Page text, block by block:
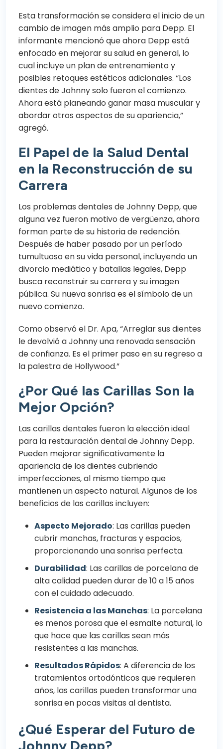
Esta transformación se considera el inicio de un
cambio de imagen más amplio para Depp. El
informante mencionó que ahora Depp está
enfocado en mejorar su salud en general, lo
cual incluye un plan de entrenamiento y
posibles retoques estéticos adicionales. “Los
dientes de Johnny solo fueron el comienzo.
Ahora está planeando ganar masa muscular y
abordar otros aspectos de su apariencia,”
agregó.
El Papel de la Salud Dental
en la Reconstrucción de su
Carrera
Los problemas dentales de Johnny Depp, que
alguna vez fueron motivo de vergüenza, ahora
forman parte de su historia de redención.
Después de haber pasado por un período
tumultuoso en su vida personal, incluyendo un
divorcio mediático y batallas legales, Depp
busca reconstruir su carrera y su imagen
pública. Su nueva sonrisa es el símbolo de un
nuevo comienzo.
Como observó el Dr. Apa, “Arreglar sus dientes
le devolvió a Johnny una renovada sensación
de confianza. Es el primer paso en su regreso a
la palestra de Hollywood.”
¿Por Qué las Carillas Son la
Mejor Opción?
Las carillas dentales fueron la elección ideal
para la restauración dental de Johnny Depp.
Pueden mejorar significativamente la
apariencia de los dientes cubriendo
imperfecciones, al mismo tiempo que
mantienen un aspecto natural. Algunos de los
beneficios de las carillas incluyen:
Aspecto Mejorado: Las carillas pueden
cubrir manchas, fracturas y espacios,
proporcionando una sonrisa perfecta.
Durabilidad: Las carillas de porcelana de
alta calidad pueden durar de 10 a 15 años
con el cuidado adecuado.
Resistencia a las Manchas: La porcelana
es menos porosa que el esmalte natural, lo
que hace que las carillas sean más
resistentes a las manchas.
Resultados Rápidos: A diferencia de los
tratamientos ortodónticos que requieren
años, las carillas pueden transformar una
sonrisa en pocas visitas al dentista.
¿Qué Esperar del Futuro de